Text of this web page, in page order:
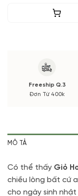
Thêm vào giỏ
Freeship Q.3
Đơn Từ 400k
MÔ TẢ
Có thể thấy Giỏ
chiều lòng bất cứ
cho ngày sinh